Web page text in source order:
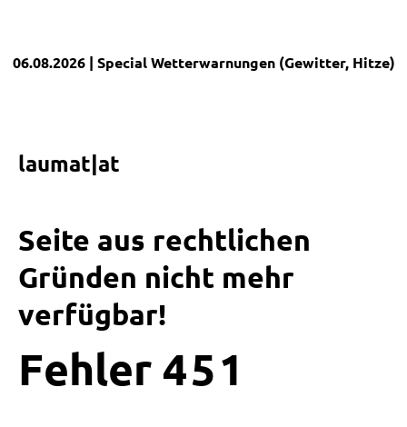
06.08.2026 | SpecialWetterwarnungen (Gewitter, Hitze)
laumat|at
Seite aus rechtlichen
Gründen nicht mehr
verfügbar!
Fehler 4 5 1